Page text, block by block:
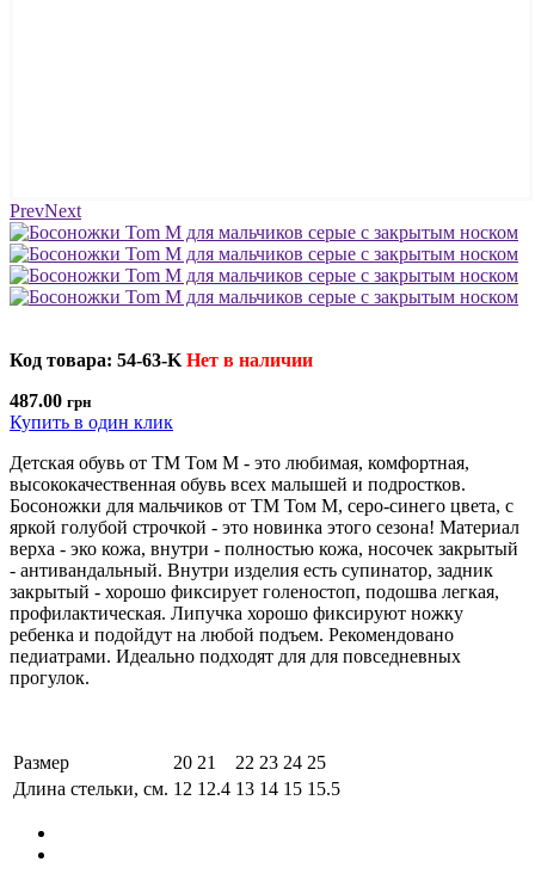
PrevNext
Код товара: 54-63-K Нет в наличии
487.00 грн
Купить в один клик
Детская обувь от ТМ Том М - это любимая, комфортная,
высококачественная обувь всех малышей и подростков.
Босоножки для мальчиков от ТМ Том М, серо-синего цвета, с
яркой голубой строчкой - это новинка этого сезона! Материал
верха - эко кожа, внутри - полностью кожа, носочек закрытый
- антивандальный. Внутри изделия есть супинатор, задник
закрытый - хорошо фиксирует голеностоп, подошва легкая,
профилактическая. Липучка хорошо фиксируют ножку
ребенка и подойдут на любой подъем. Рекомендовано
педиатрами. Идеально подходят для для повседневных
прогулок.
Размер 20 21 22 23 24 25
Длина стельки, см. 12 12.4 13 14 15 15.5